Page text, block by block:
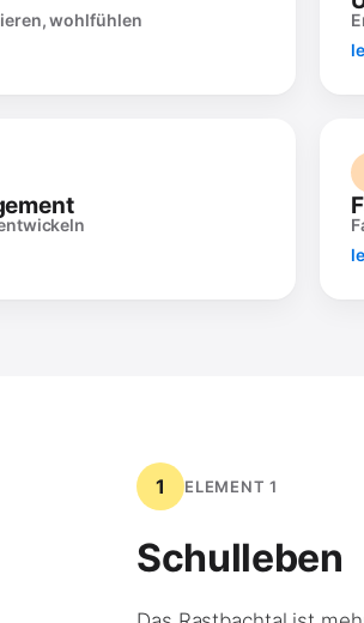
wohlfühlen
1 ELEMENT 1
Schulleben